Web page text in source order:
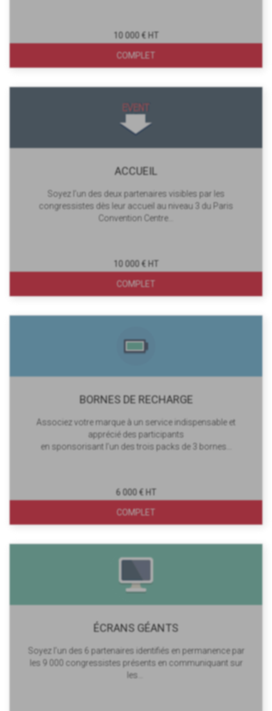
10 000 € HT
COMPLET
ACCUEIL
Soyez l’un des deux partenaires visibles par les
congressistes dès leur accueil au niveau 3 du Paris
Convention Centre…
10 000 € HT
COMPLET
BORNES DE RECHARGE
Associez votre marque à un service indispensable et
apprécié des participants
en sponsorisant l’un des trois packs de 3 bornes...
6 000 € HT
COMPLET
ÉCRANS GÉANTS
Soyez l’un des 6 partenaires identifiés en permanence par
les 9 000 congressistes présents en communiquant sur
les…